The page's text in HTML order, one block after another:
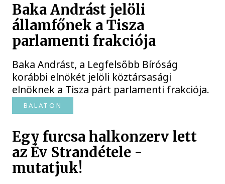
Baka Andrást jelöli
államfőnek a Tisza
parlamenti frakciója
Baka Andrást, a Legfelsőbb Bíróság
korábbi elnökét jelöli köztársasági
elnöknek a Tisza párt parlamenti frakciója.
BALATON
Egy furcsa halkonzerv lett
az Év Strandétele -
mutatjuk!